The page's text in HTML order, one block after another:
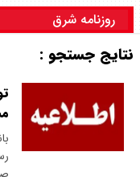
روزنامه شرق
نتایج جستجو :